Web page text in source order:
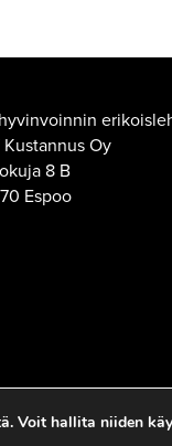
Kustannus Oy
8 B
Espoo
Voit hallita niiden